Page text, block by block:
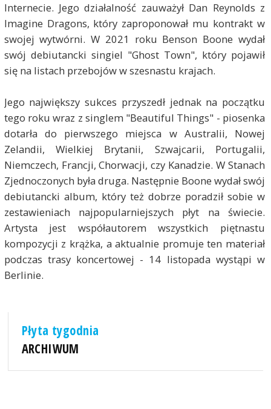
Internecie. Jego działalność zauważył Dan Reynolds z
Imagine Dragons, który zaproponował mu kontrakt w
swojej wytwórni. W 2021 roku Benson Boone wydał
swój debiutancki singiel "Ghost Town", który pojawił
się na listach przebojów w szesnastu krajach.
Jego największy sukces przyszedł jednak na początku
tego roku wraz z singlem "Beautiful Things" - piosenka
dotarła do pierwszego miejsca w Australii, Nowej
Zelandii, Wielkiej Brytanii, Szwajcarii, Portugalii,
Niemczech, Francji, Chorwacji, czy Kanadzie. W Stanach
Zjednoczonych była druga. Następnie Boone wydał swój
debiutancki album, który też dobrze poradził sobie w
zestawieniach najpopularniejszych płyt na świecie.
Artysta jest współautorem wszystkich piętnastu
kompozycji z krążka, a aktualnie promuje ten materiał
podczas trasy koncertowej - 14 listopada wystąpi w
Berlinie.
Płyta tygodnia
ARCHIWUM